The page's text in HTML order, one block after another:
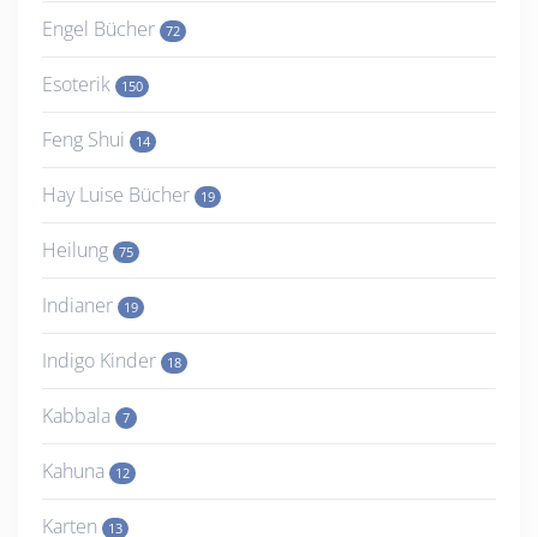
Engel Bücher 72
Esoterik 150
Feng Shui 14
Hay Luise Bücher 19
Heilung 75
Indianer 19
Indigo Kinder 18
Kabbala 7
Kahuna 12
Karten 13